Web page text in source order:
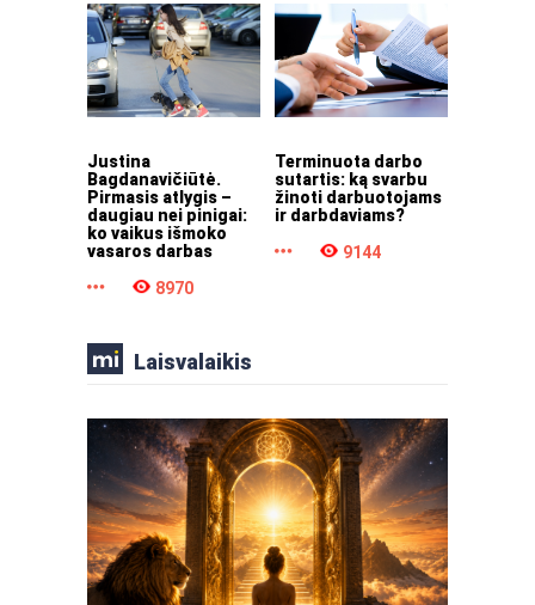
Justina
Bagdanavičiūtė.
Pirmasis atlygis –
daugiau nei pinigai:
ko vaikus išmoko
vasaros darbas
8970
Terminuota darbo
sutartis: ką svarbu
žinoti darbuotojams
ir darbdaviams?
9144
Laisvalaikis